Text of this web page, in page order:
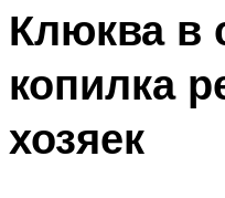
Клюква в
копилка
хозяек